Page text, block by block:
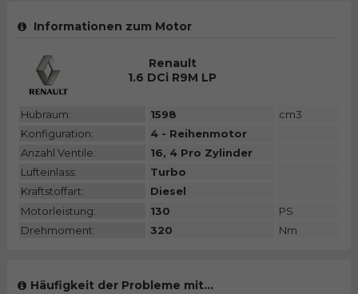
Informationen zum Motor
Renault
1.6 DCi R9M LP
Hubraum: 1598
cm3
Konfiguration:
4 - Reihenmotor
Anzahl Ventile:
16, 4 Pro Zylinder
Lufteinlass:
Turbo
Kraftstoffart:
Diesel
Motorleistung:
130
PS
Drehmoment:
320 Nm
Häufigkeit der Probleme mit...